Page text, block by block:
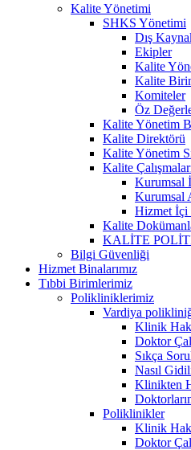
Kalite Yönetimi
SHKS Yönetimi
Dış
Ekipler
Kalite
Kalite
Komiteler
Öz
Kalite Yönetim
Kalite Direktörü
Kalite Yönetim
Kalite
Kurumsal
Kurumsal
Hizmet İçi
Kalite
KALİTE
Bilgi Güvenliği
Hizmet Binalarımız
Tıbbi Birimlerimiz
Polikliniklerimiz
Vardiya
Klinik
Doktor
Sıkça
Nasıl
Klinikten
Poliklinikler
Klinik
Doktor